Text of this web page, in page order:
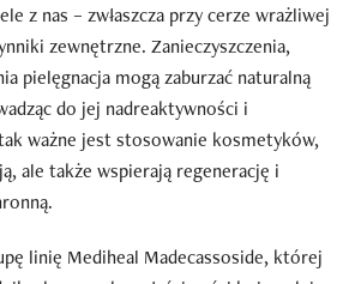
z nas – zwłaszcza przy cerze wrażliwej
zewnętrzne. Zanieczyszczenia,
pielęgnacja mogą zaburzać naturalną
do jej nadreaktywności i
ważne jest stosowanie kosmetyków,
ale także wspierają regenerację i
linię Mediheal Madecassoside, której